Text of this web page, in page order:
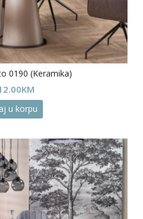
0190 (Keramika)
KM
u korpu